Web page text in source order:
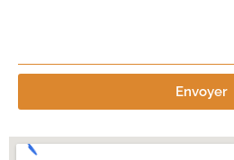
Envoyer